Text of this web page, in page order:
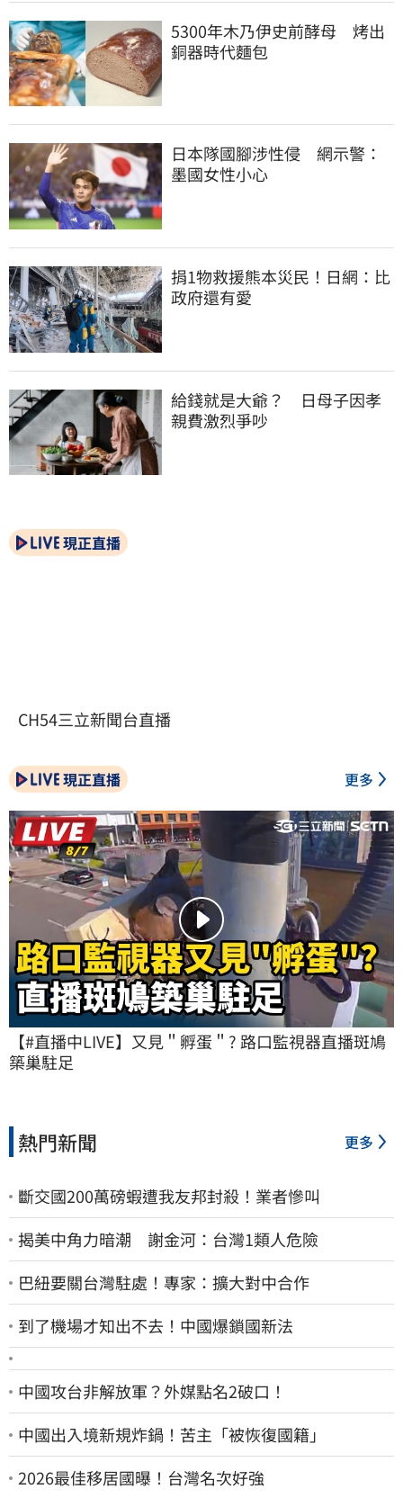
5300年木乃伊史前酵母　烤出
銅器時代麵包
日本隊國腳涉性侵　網示警：
墨國女性小心
捐1物救援熊本災民！日網：比
政府還有愛
給錢就是大爺？　日母子因孝
親費激烈爭吵
現正直播
CH54三立新聞台直播
現正直播 更多
【#直播中LIVE】又見＂孵蛋＂? 路口監視器直播斑鳩
築巢駐足
熱門新聞 更多
斷交國200萬磅蝦遭我友邦封殺！業者慘叫
揭美中角力暗潮 謝金河：台灣1類人危險
巴紐要關台灣駐處！專家：擴大對中合作
到了機場才知出不去！中國爆鎖國新法
中國攻台非解放軍？外媒點名2破口！
中國出入境新規炸鍋！苦主「被恢復國籍」
2026最佳移居國曝！台灣名次好強